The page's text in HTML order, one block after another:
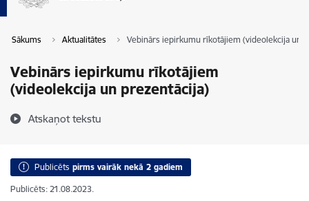
Sākums Aktualitātes Vebinārs iepirkumu rīkotājiem (videolekcija un
Vebinārs iepirkumu rīkotājiem
(videolekcija un prezentācija)
Atskaņot tekstu
Publicēts pirms vairāk nekā 2 gadiem
Publicēts: 21.08.2023.